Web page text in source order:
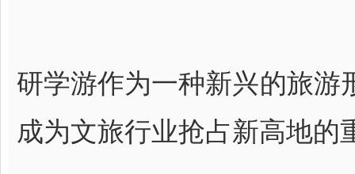
研学游作为一种新兴的旅游
成为文旅行业抢占新高地的